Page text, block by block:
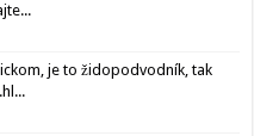
je to židopodvodník, tak